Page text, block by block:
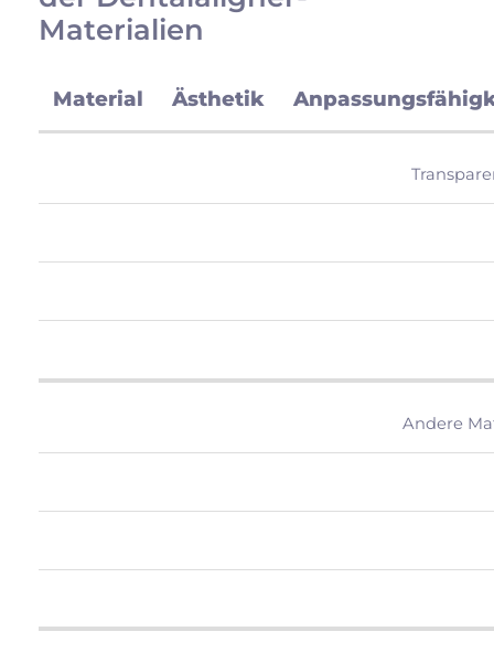
Materialien
Material Ästhetik
Andere